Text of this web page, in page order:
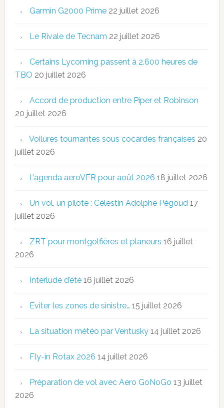
Garmin G2000 Prime 22 juillet 2026
Le Rivale de Tecnam 22 juillet 2026
Certains Lycoming passent à 2.600 heures de
TBO 20 juillet 2026
Accord de production entre Piper et Robinson
20 juillet 2026
Voilures tournantes sous cocardes françaises 20
juillet 2026
L’agenda aeroVFR pour août 2026 18 juillet 2026
Un vol, un pilote : Célestin Adolphe Pégoud 17
juillet 2026
ZRT pour montgolfières et planeurs 16 juillet
2026
Interlude d’été 16 juillet 2026
Eviter les zones de sinistre… 15 juillet 2026
La situation météo par Ventusky 14 juillet 2026
Fly-in Rotax 2026 14 juillet 2026
Préparation de vol avec Aero GoNoGo 13 juillet
2026